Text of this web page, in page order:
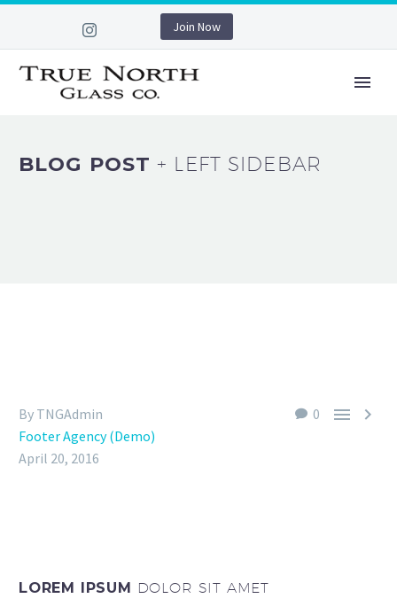
Join Now
BLOG POST+ LEFT SIDEBAR
0  
By TNGAdmin
Footer Agency (Demo)
April 20, 2016
LOREM IPSUM DOLOR SIT AMET